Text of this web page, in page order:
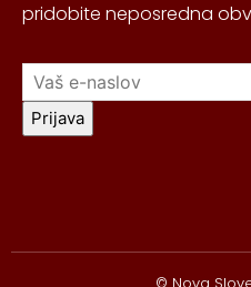
pridobite neposredna
Prijava